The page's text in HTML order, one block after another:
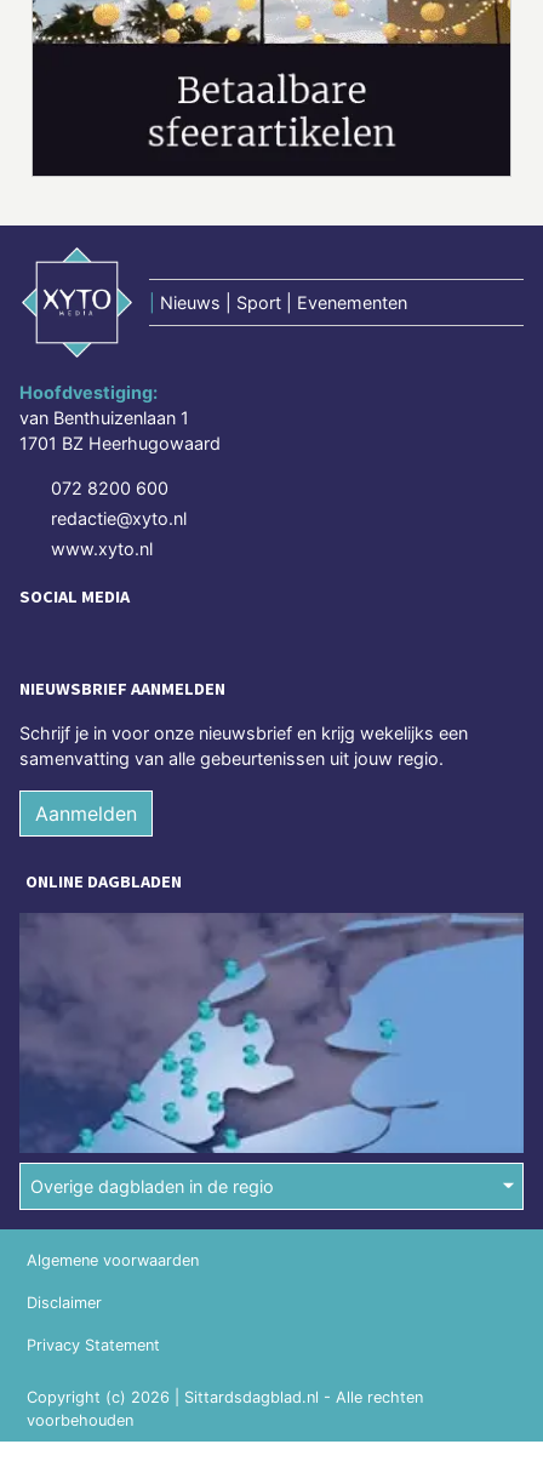
Nieuws | Sport | Evenementen
Hoofdvestiging:
van Benthuizenlaan 1
1701 BZ Heerhugowaard
072 8200 600
redactie@xyto.nl
www.xyto.nl
SOCIAL MEDIA
NIEUWSBRIEF AANMELDEN
Schrijf je in voor onze nieuwsbrief en krijg wekelijks een
samenvatting van alle gebeurtenissen uit jouw regio.
Aanmelden
ONLINE DAGBLADEN
Overige dagbladen in de regio
Copyright (c) 2026 | Sittardsdagblad.nl - Alle rechten
voorbehouden
Algemene voorwaarden
Disclaimer
Privacy Statement